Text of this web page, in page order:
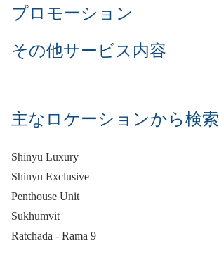
プロモーション
その他サービス内容
主なロケーションから検索
Shinyu Luxury
Shinyu Exclusive
Penthouse Unit
Sukhumvit
Ratchada - Rama 9